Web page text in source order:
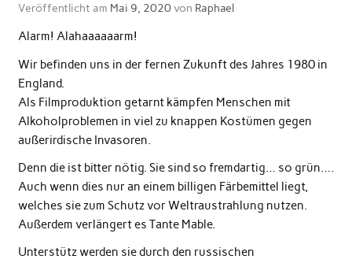
Veröffentlicht am Mai 9, 2020von Raphael
Alarm! Alahaaaaaarm!
Wir befinden uns in der fernen Zukunft des Jahres 1980 in
England.
Als Filmproduktion getarnt kämpfen Menschen mit
Alkoholproblemen in viel zu knappen Kostümen gegen
außerirdische Invasoren.
Denn die ist bitter nötig. Sie sind so fremdartig… so grün….
Auch wenn dies nur an einem billigen Färbemittel liegt,
welches sie zum Schutz vor Weltraustrahlung nutzen.
Außerdem verlängert es Tante Mable.
Unterstütz werden sie durch den russischen